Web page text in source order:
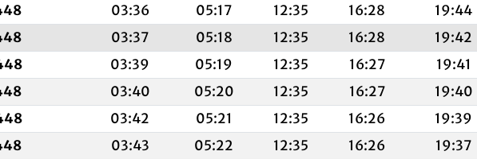
03:36 05:17 12:35 16:28 19:44
03:37 05:18 12:35 16:28 19:42
03:39 05:19 12:35 16:27 19:41
03:40 05:20 12:35 16:27 19:40
03:42 05:21 12:35 16:26 19:39
03:43 05:22 12:35 16:26 19:37